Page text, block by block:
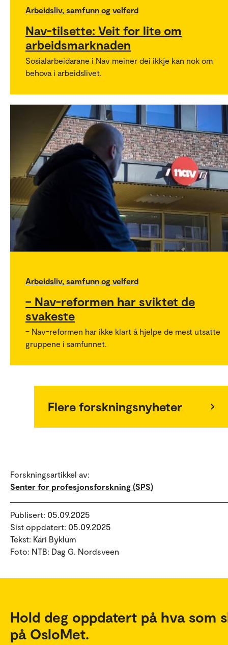
Arbeidsliv, samfunn og velferd
Nav-tilsette: Veit for lite om
arbeidsmarknaden
Sosialarbeidarane i Nav meiner dei ikkje kan nok om
behova i arbeidslivet.
Arbeidsliv, samfunn og velferd
– Nav-reformen har sviktet de
svakeste
– Nav-reformen har ikke klart å hjelpe de mest utsatte
gruppene i samfunnet.
Flere forskningsnyheter
Forskningsartikkel av:
Senter for profesjonsforskning (SPS)
Publisert: 05.09.2025
Sist oppdatert: 05.09.2025
Tekst: Kari Byklum
Foto: NTB: Dag G. Nordsveen
Hold deg oppdatert på hva som
på OsloMet.